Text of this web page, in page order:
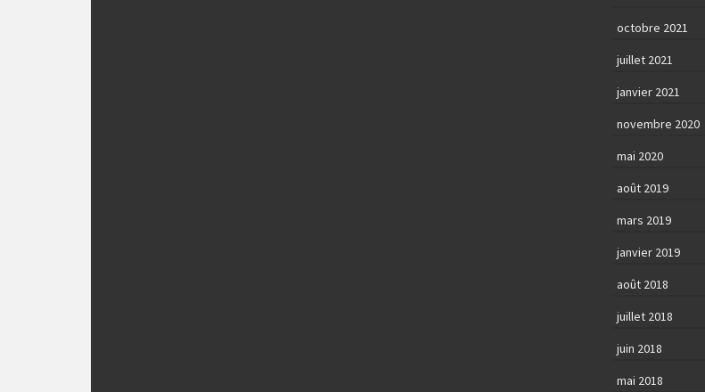
octobre 2021
juillet 2021
janvier 2021
novembre 2020
mai 2020
août 2019
mars 2019
janvier 2019
août 2018
juillet 2018
juin 2018
mai 2018